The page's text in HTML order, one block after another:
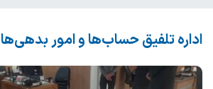
اداره تلفیق حساب‌ها و امور بدهی‌ها